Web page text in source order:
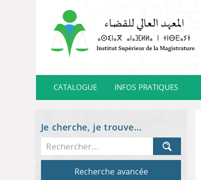
CATALOGUE INFOS PRATIQUES
Je cherche, je trouve...
Recherche avancée